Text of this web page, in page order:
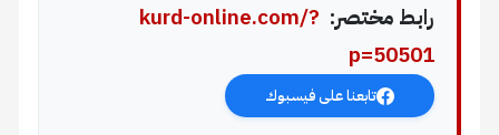
رابط مختصر: kurd-online.com/?
p=50501
تابعنا على فيسبوك